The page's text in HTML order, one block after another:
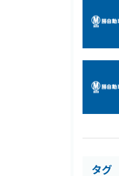
タグ